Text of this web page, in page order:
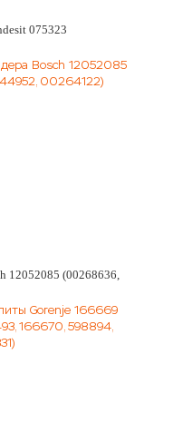
075323
12052085 (00268636,